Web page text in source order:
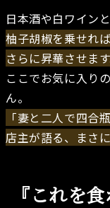
日本酒や白ワイン
柚子胡椒を乗せれ
さらに昇華させます
ここでお気に入り
ん。
「妻と二人で四合
店主が語る、まさ
『これを